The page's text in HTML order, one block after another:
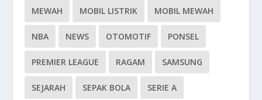
MEWAH MOBIL LISTRIK MOBIL MEWAH
NBA NEWS OTOMOTIF PONSEL
PREMIER LEAGUE RAGAM SAMSUNG
SEJARAH SEPAK BOLA SERIE A